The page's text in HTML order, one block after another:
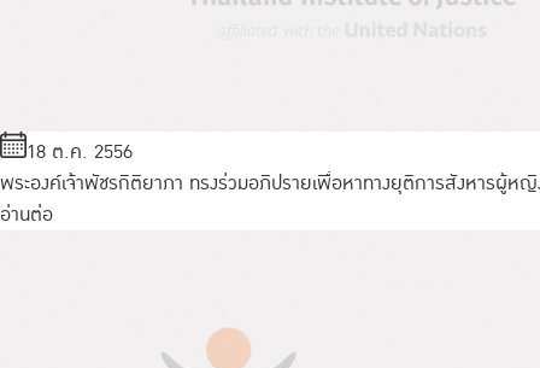
18 ต.ค. 2556
พระองค์เจ้าพัชรกิติยาภา ทรงร่วมอภิปรายเพื่อหาทางยุติการสังหารผู้ห
อ่านต่อ